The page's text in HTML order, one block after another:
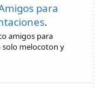
para
.
amigos para
melocoton y